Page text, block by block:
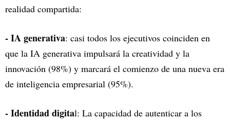
realidad compartida:
- IA generativa: casi todos los ejecutivos coinciden en
que la IA generativa impulsará la creatividad y la
innovación (98%) y marcará el comienzo de una nueva era
de inteligencia empresarial (95%).
- Identidad digital: La capacidad de autenticar a los